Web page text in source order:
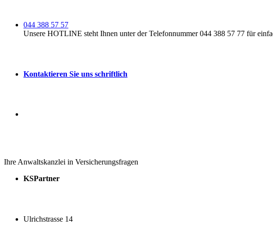
044 388 57 57
Unsere HOTLINE steht Ihnen unter der Telefonnummer 044 388 57 77 für
Kontaktieren Sie uns schriftlich
Ihre Anwaltskanzlei in Versicherungsfragen
KSPartner
Ulrichstrasse 14